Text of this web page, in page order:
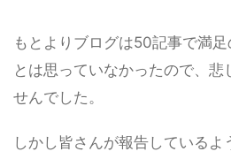
もとよりブログは50記事で満
とは思っていなかったので、悲
せんでした。
しかし皆さんが報告している